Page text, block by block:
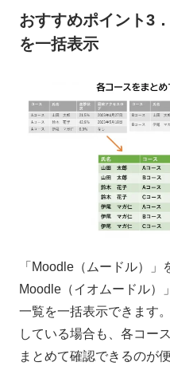
おすすめポイント3
を一括表示
「Moodle（ムードル）
Moodle（イオムードル）
一覧を一括表示できます
している場合も、各コー
まとめて確認できるのが